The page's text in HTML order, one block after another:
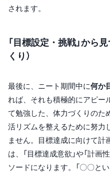
されます。
「目標設定・挑戦」から
くり）
最後に、ニート期間中に何か
れば、それも積極的にアピー
て勉強した、体力づくりのた
活リズムを整えるために努力
ません。目標達成に向けて計
は、「目標達成意欲」や「計画
ソードになります。「〇〇と